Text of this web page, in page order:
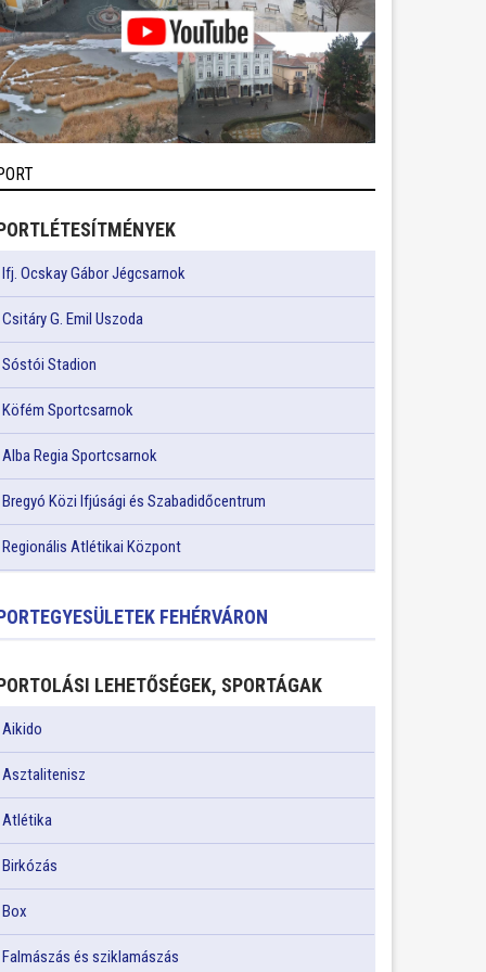
Ifj. Ocskay Gábor Jégcsarnok
Csitáry G. Emil Uszoda
Sóstói Stadion
Köfém Sportcsarnok
Alba Regia Sportcsarnok
Bregyó Közi Ifjúsági és Szabadidőcentrum
Regionális Atlétikai Központ
FEHÉRVÁRON
LEHETŐSÉGEK, SPORTÁGAK
Aikido
Asztalitenisz
Atlétika
Birkózás
Box
Falmászás és sziklamászás